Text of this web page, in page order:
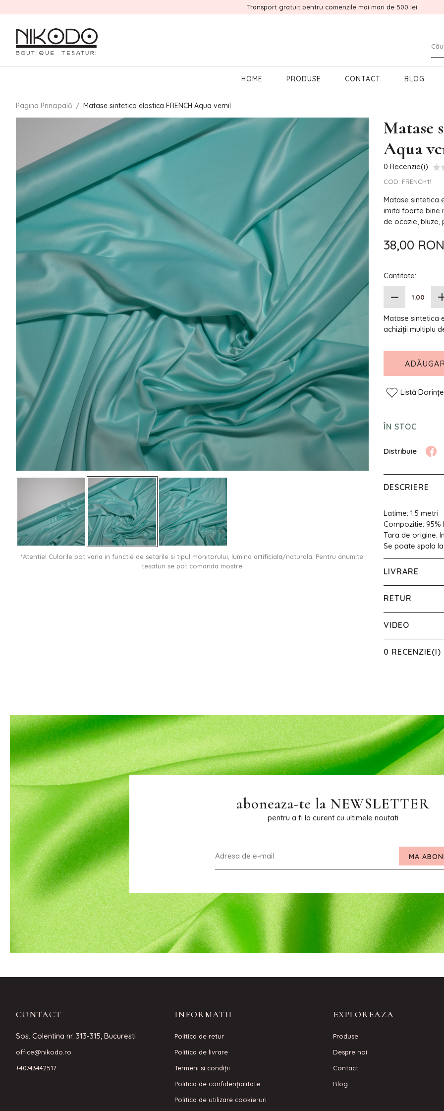
Transport gratuit pentru comenzile mai mari de 500 lei
HOME PRODUSE CONTACT BLOG
Pagina Principală / Matase sintetica elastica FRENCH Aqua vernil
*Atentie! Culorile pot varia in functie de setarile si tipul monitorului, lumina artificiala/naturala. Pentru anumite
tesaturi se pot comanda mostre
Matase
Aqua
0 Recenzie(i)
COD: FRENCH11
Matase sintetica
imita foarte bine
de ocazie, bluze,
38,00
Cantitate:
Matase sintetica
achiziții multiplu
Listă Dorințe
ÎN STOC
DESCRIERE
Latime: 1.5 metri
Compozitie: 95%
Tara de origine:
Se poate spala
LIVRARE
RETUR
VIDEO
0 RECENZIE(I)
aboneaza-te la NEWSLETTER
pentru a fi la curent cu ultimele noutati
MA
CONTACT
Sos. Colentina nr. 313-315, Bucuresti
office@nikodo.ro
+40743442517
INFORMATII
Politica de retur
Politica de livrare
Termeni si condiţii
Politica de confidenţialitate
Politica de utilizare cookie-uri
EXPLOREAZA
Produse
Despre noi
Contact
Blog